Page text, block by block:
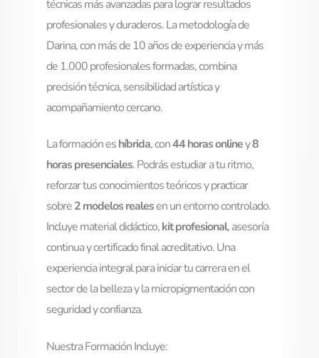
técnicas más avanzadas para lograr resultados
profesionales y duraderos. La metodología de
Darina, con más de 10 años de experiencia y más
de 1.000 profesionales formadas, combina
precisión técnica, sensibilidad artística y
acompañamiento cercano.
La formación eshíbrida, con44 horas onliney8
horas presenciales. Podrás estudiar a tu ritmo,
reforzar tus conocimientos teóricos y practicar
sobre2 modelos realesen un entorno controlado.
Incluye material didáctico,kit profesional, asesoría
continua y certificado final acreditativo. Una
experiencia integral para iniciar tu carrera en el
sector de la belleza y la micropigmentación con
seguridad y confianza.
Nuestra Formación Incluye: